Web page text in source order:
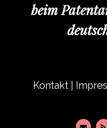
beim
Kontakt